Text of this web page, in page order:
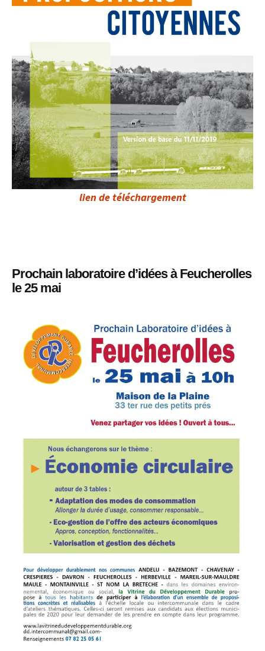
lien de téléchargement
Prochain laboratoire d’idées à Feucherolles
le 25 mai